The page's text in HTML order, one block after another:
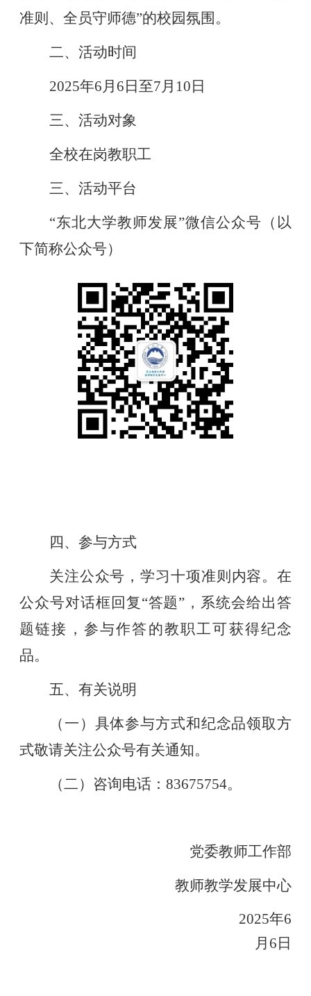
准则、全员守师德”的校园氛围。
二、活动时间
2025年6月 6 日至7月 10日
三、活动对象
全校在岗教职工
三、活动平台
“东北大学教师发展”微信公众号（以
下简称公众号）
四、参与方式
关注公众号，学习十项准则 内容。在
公众号对话框回复“答题”，系统会给出答
题链接， 参与作答的教职工可获得纪念
品。
五、有关说明
（一）具体参与方式和纪念品领取方
式敬请关注公众号有关通知。
（二）咨询电话： 83675754。
党委教师工作部
教师教学发展中心
2025年6
月 6 日